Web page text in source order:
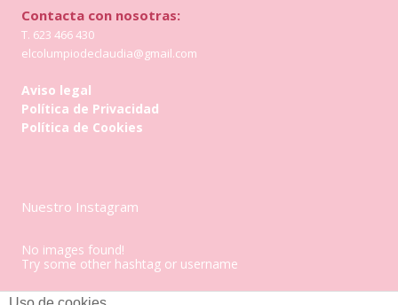
Contacta con nosotras:
T. 623 466 430
elcolumpiodeclaudia@gmail.com
Aviso legal
Política de Privacidad
Política de Cookies
Nuestro Instagram
No images found!
Try some other hashtag or username